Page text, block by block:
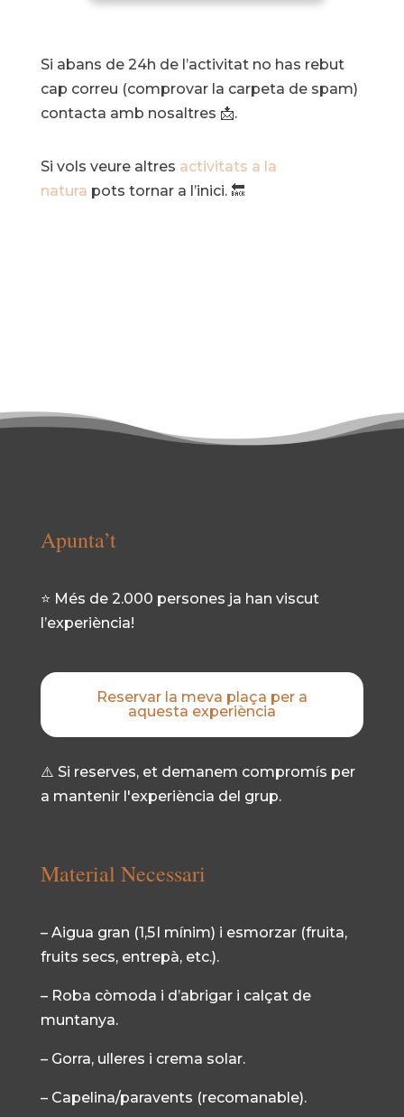
Si abans de 24h de l’activitat no has rebut
cap correu (comprovar la carpeta de spam)
contacta amb nosaltres 📩.
Si vols veure altres activitats a la
natura pots tornar a l’inici. 🔙
Apunta’t
⭐ Més de 2.000 persones ja han viscut
l’experiència!
Reservar la meva plaça per a
aquesta experiència
⚠️ Si reserves, et demanem compromís per
a mantenir l'experiència del grup.
Material Necessari
– Aigua gran (1,5 l mínim) i esmorzar (fruita,
fruits secs, entrepà, etc.).
– Roba còmoda i d’abrigar i calçat de
muntanya.
– Gorra, ulleres i crema solar.
– Capelina/paravents (recomanable).